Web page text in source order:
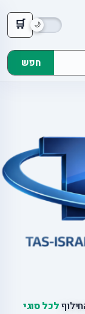
🛒
חפש
לכל סוגי